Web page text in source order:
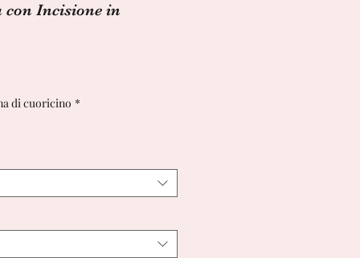
con Incisione in
di cuoricino *